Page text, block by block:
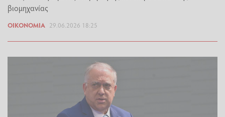
βιομηχανίας
ΟΙΚΟΝΟΜΊΑ 29.06.2026 18:25